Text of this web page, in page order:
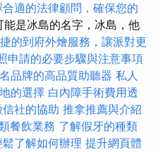
適的法律顧問，確保您的
是冰島的名字，冰島，他
的到府外燴服務，讓派對更
申請的必要步驟與注意事項
品牌的高品質助聽器 私人
的選擇 白內障手術費用透
社的協助 推拿推薦與介紹
餐飲業務 了解假牙的種類
了解如何辦理 提升網頁體